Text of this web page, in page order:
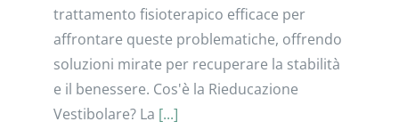
trattamento fisioterapico efficace per
affrontare queste problematiche, offrendo
soluzioni mirate per recuperare la stabilità
e il benessere.​ Cos'è la Rieducazione
Vestibolare? La [...]